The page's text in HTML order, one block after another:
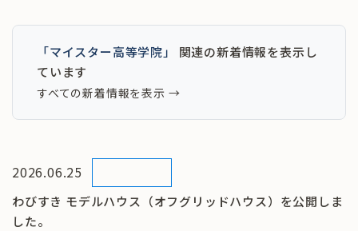
「マイスター高等学院」
関連の新着情報を表示し
ています
すべての新着情報を表示 →
2026.06.25
わびすき モデルハウス（オフグリッドハウス）を公開しま
した。